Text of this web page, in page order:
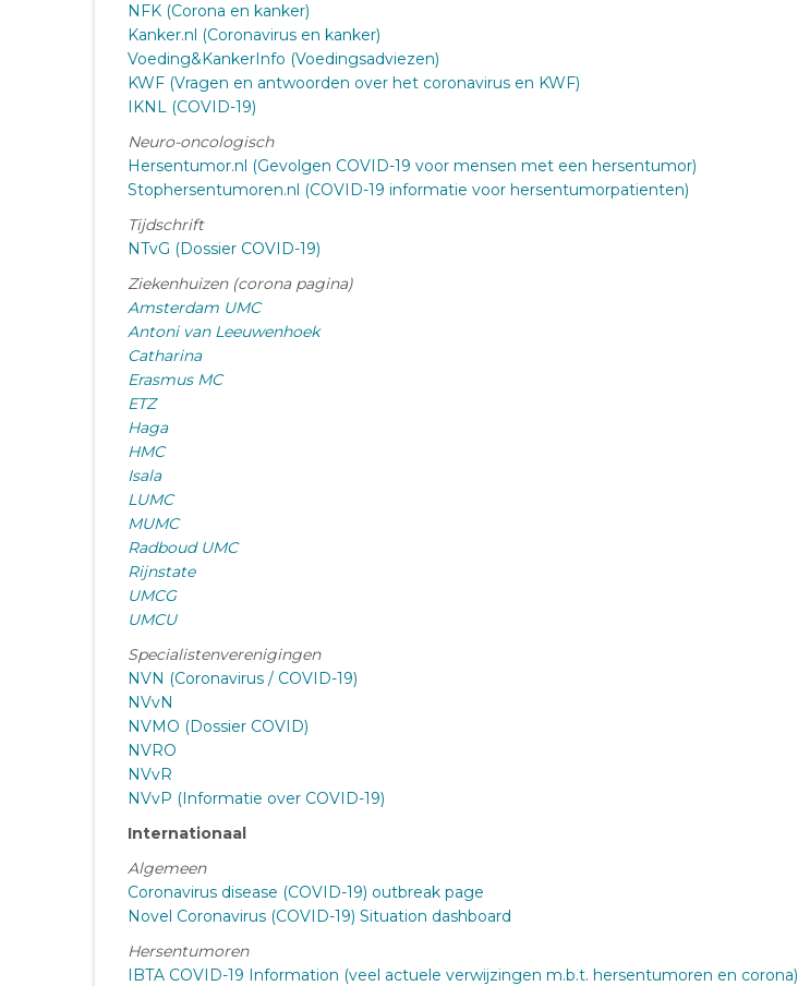
NFK (Corona en kanker)
Kanker.nl (Coronavirus en kanker)
Voeding&KankerInfo (Voedingsadviezen)
KWF (Vragen en antwoorden over het coronavirus en KWF)
IKNL (COVID-19)
Neuro-oncologisch
Hersentumor.nl (Gevolgen COVID-19 voor mensen met een hersentumor)
Stophersentumoren.nl (COVID-19 informatie voor hersentumorpatienten)
Tijdschrift
NTvG (Dossier COVID-19)
Ziekenhuizen (corona pagina)
Amsterdam UMC
Antoni van Leeuwenhoek
Catharina
Erasmus MC
ETZ
Haga
HMC
Isala
LUMC
MUMC
Radboud UMC
Rijnstate
UMCG
UMCU
Specialistenverenigingen
NVN (Coronavirus / COVID-19)
NVvN
NVMO (Dossier COVID)
NVRO
NVvR
NVvP (Informatie over COVID-19)
Internationaal
Algemeen
Coronavirus disease (COVID-19) outbreak page
Novel Coronavirus (COVID-19) Situation dashboard
Hersentumoren
IBTA COVID-19 Information (veel actuele verwijzingen m.b.t. hersentumoren en corona)